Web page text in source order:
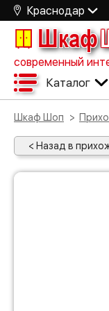
Краснодар
Шкаф
современный
Каталог
Шкаф Шоп
< Назад в